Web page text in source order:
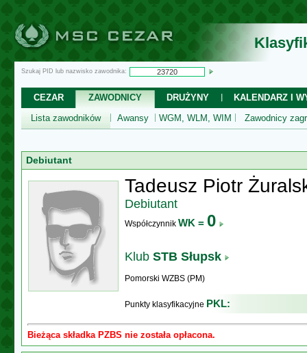
Szukaj PID lub nazwisko zawodnika:
CEZAR ZAWODNICY DRUŻYNY
KALENDARZ I
Lista zawodników
Awansy WGM, WLM, WIM Zawodnicy
Debiutant
Tadeusz Piotr
Debiutant
Współczynnik WK = 0
Klub STB Słupsk
Pomorski WZBS (PM)
Punkty klasyfikacyjne PKL:
Bieżąca składka PZBS nie została opłacona.